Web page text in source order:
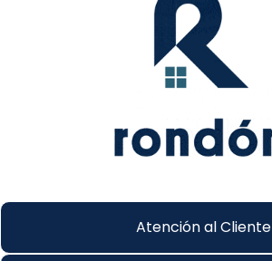
Atención al Cliente